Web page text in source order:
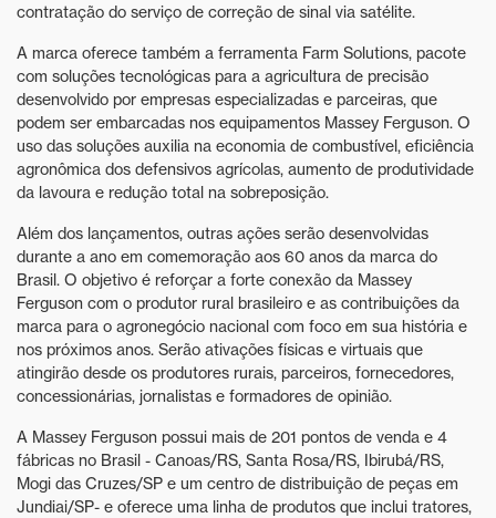
contratação do serviço de correção de sinal via satélite.
A marca oferece também a ferramenta Farm Solutions, pacote
com soluções tecnológicas para a agricultura de precisão
desenvolvido por empresas especializadas e parceiras, que
podem ser embarcadas nos equipamentos Massey Ferguson. O
uso das soluções auxilia na economia de combustível, eficiência
agronômica dos defensivos agrícolas, aumento de produtividade
da lavoura e redução total na sobreposição.
Além dos lançamentos, outras ações serão desenvolvidas
durante a ano em comemoração aos 60 anos da marca do
Brasil. O objetivo é reforçar a forte conexão da Massey
Ferguson com o produtor rural brasileiro e as contribuições da
marca para o agronegócio nacional com foco em sua história e
nos próximos anos. Serão ativações físicas e virtuais que
atingirão desde os produtores rurais, parceiros, fornecedores,
concessionárias, jornalistas e formadores de opinião.
A Massey Ferguson possui mais de 201 pontos de venda e 4
fábricas no Brasil - Canoas/RS, Santa Rosa/RS, Ibirubá/RS,
Mogi das Cruzes/SP e um centro de distribuição de peças em
Jundiai/SP- e oferece uma linha de produtos que inclui tratores,